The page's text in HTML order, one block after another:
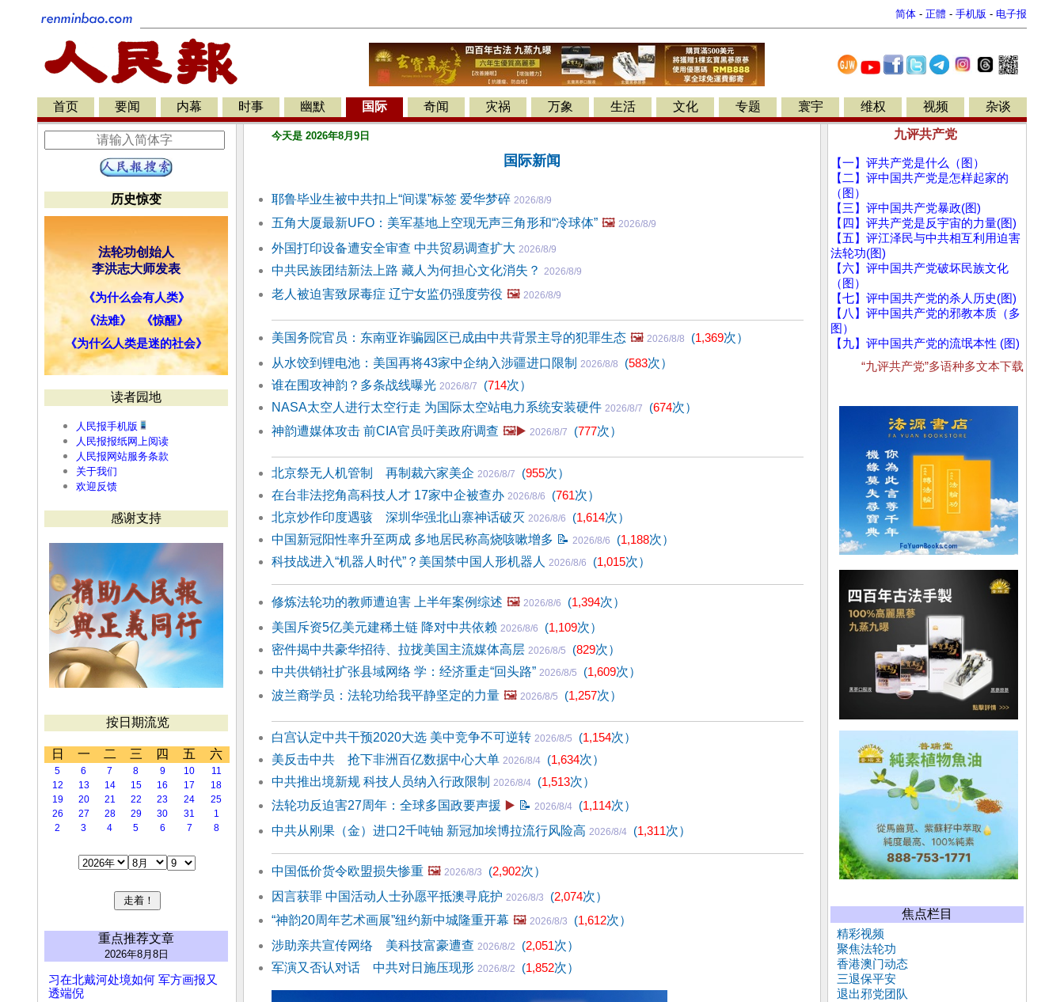
简体 - 正體 - 手机版 - 电子报
首页 要闻 内幕 时事 幽默 国际 奇闻 灾祸 万象 生活 文化 专题 寰宇 维权 视频 杂谈
历史惊变
法轮功创始人
李洪志大师发表
《为什么会有人类》
《法难》
《惊醒》
《为什么人类是迷的社会》
读者园地
人民报手机版
人民报报纸网上阅读
人民报网站服务条款
关于我们
欢迎反馈
感谢支持
按日期流览
日 一 二 三 四 五 六
5 6 7 8 9 10
11
12
13 14 15 16 17
18
19
20 21 22 23 24
25
26
27 28 29 30 31
1
2
3 4 5 6 7 8
重点推荐文章
2026年8月8日
习在北戴河处境如何 军方画报又
透端倪
今天是 2026年8月9日
国际新闻
耶鲁毕业生被中共扣上“间谍”标签 爱华梦碎 2026/8/9
五角大厦最新UFO：美军基地上空现无声三角形和“冷球体” 🖼️ 2026/8/9
外国打印设备遭安全审查 中共贸易调查扩大 2026/8/9
中共民族团结新法上路 藏人为何担心文化消失？ 2026/8/9
老人被迫害致尿毒症 辽宁女监仍强度劳役 🖼️ 2026/8/9
美国务院官员：东南亚诈骗园区已成由中共背景主导的犯罪生态 🖼️ 2026/8/8 (1,369次）
从水饺到锂电池：美国再将43家中企纳入涉疆进口限制 2026/8/8 (583次）
谁在围攻神韵？多条战线曝光 2026/8/7 (714次）
NASA太空人进行太空行走 为国际太空站电力系统安装硬件 2026/8/7 (674次）
神韵遭媒体攻击 前CIA官员吁美政府调查 🖼️▶️ 2026/8/7 (777次）
北京祭无人机管制 再制裁六家美企 2026/8/7 (955次）
在台非法挖角高科技人才 17家中企被查办 2026/8/6 (761次）
北京炒作印度遇骇 深圳华强北山寨神话破灭 2026/8/6 (1,614次）
中国新冠阳性率升至两成 多地居民称高烧咳嗽增多 📝 2026/8/6 (1,188次）
科技战进入“机器人时代”？美国禁中国人形机器人 2026/8/6 (1,015次）
修炼法轮功的教师遭迫害 上半年案例综述 🖼️ 2026/8/6 (1,394次）
美国斥资5亿美元建稀土链 降对中共依赖 2026/8/6 (1,109次）
密件揭中共豪华招待、拉拢美国主流媒体高层 2026/8/5 (829次）
中共供销社扩张县域网络 学：经济重走“回头路” 2026/8/5 (1,609次）
波兰裔学员：法轮功给我平静坚定的力量 🖼️ 2026/8/5 (1,257次）
白宫认定中共干预2020大选 美中竞争不可逆转 2026/8/5 (1,154次）
美反击中共 抢下非洲百亿数据中心大单 2026/8/4 (1,634次）
中共推出境新规 科技人员纳入行政限制 2026/8/4 (1,513次）
法轮功反迫害27周年：全球多国政要声援 ▶️ 📝 2026/8/4 (1,114次）
中共从刚果（金）进口2千吨铀 新冠加埃博拉流行风险高 2026/8/4 (1,311次）
中国低价货令欧盟损失惨重 🖼️ 2026/8/3 (2,902次）
因言获罪 中国活动人士孙愿平抵澳寻庇护 2026/8/3 (2,074次）
“神韵20周年艺术画展”纽约新中城隆重开幕 🖼️ 2026/8/3 (1,612次）
涉助亲共宣传网络 美科技富豪遭查 2026/8/2 (2,051次）
军演又否认对话 中共对日施压现形 2026/8/2 (1,852次）
九评共产党
【一】评共产党是什么（图）
【二】评中国共产党是怎样起家的
（图）
【三】评中国共产党暴政(图)
【四】评共产党是反宇宙的力量(图)
【五】评江泽民与中共相互利用迫害
法轮功(图)
【六】评中国共产党破坏民族文化
（图）
【七】评中国共产党的杀人历史(图)
【八】评中国共产党的邪教本质（多
图）
【九】评中国共产党的流氓本性 (图)
“九评共产党”多语种多文本下载
焦点栏目
精彩视频
聚焦法轮功
香港澳门动态
三退保平安
退出邪党团队